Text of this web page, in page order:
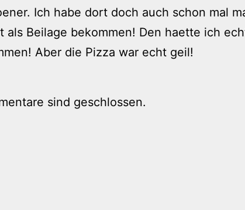
Ich habe dort doch auch schon mal
als Beilage bekommen! Den haette ich
Aber die Pizza war echt geil!
sind geschlossen.